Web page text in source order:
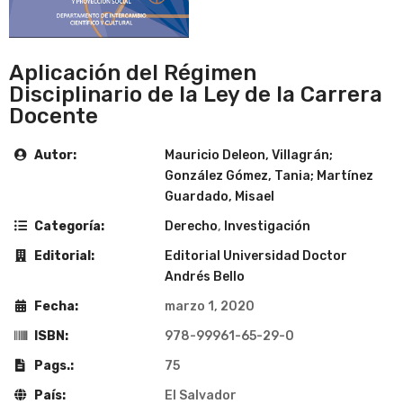
Aplicación del Régimen
Disciplinario de la Ley de la Carrera
Docente
Autor:
Mauricio Deleon, Villagrán;
González Gómez, Tania; Martínez
Guardado, Misael
Categoría:
Derecho, Investigación
Editorial:
Editorial Universidad Doctor
Andrés Bello
Fecha:
marzo 1, 2020
ISBN:
978-99961-65-29-0
Pags.:
75
País:
El Salvador